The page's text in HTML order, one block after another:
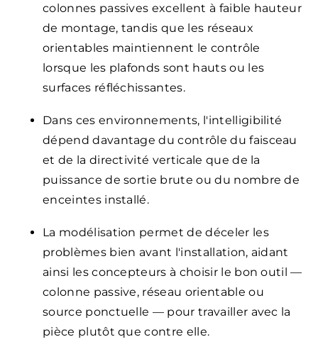
colonnes passives excellent à faible hauteur
de montage, tandis que les réseaux
orientables maintiennent le contrôle
lorsque les plafonds sont hauts ou les
surfaces réfléchissantes.
Dans ces environnements, l'intelligibilité
dépend davantage du contrôle du faisceau
et de la directivité verticale que de la
puissance de sortie brute ou du nombre de
enceintes installé.
La modélisation permet de déceler les
problèmes bien avant l'installation, aidant
ainsi les concepteurs à choisir le bon outil —
colonne passive, réseau orientable ou
source ponctuelle — pour travailler avec la
pièce plutôt que contre elle.